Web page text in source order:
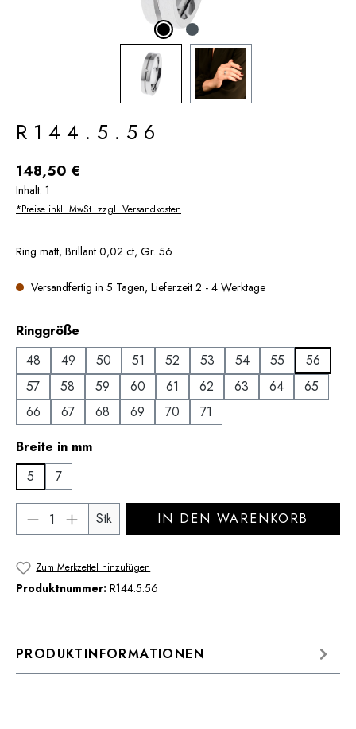
R144.5.56
Regulärer Preis:
148,50 €
Inhalt: 1
*Preise inkl. MwSt. zzgl. Versandkosten
Ring matt, Brillant 0,02 ct, Gr. 56
Versandfertig in 5 Tagen, Lieferzeit 2 - 4 Werktage
Ringgröße
48
49 50 51 52 53 54 55
56
57
58 59 60 61 62 63 64
65
66
67 68 69 70
71
Breite in mmauswählen
5
7
Produkt Anzahl: Gib den gewünschten
Stk IN DEN WARENKORB
Zum Merkzettel hinzufügen
Produktnummer: R144.5.56
PRODUKTINFORMATIONEN